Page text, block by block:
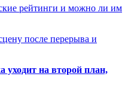
рейтинги и можно ли им
после перерыва и
уходит на второй план,